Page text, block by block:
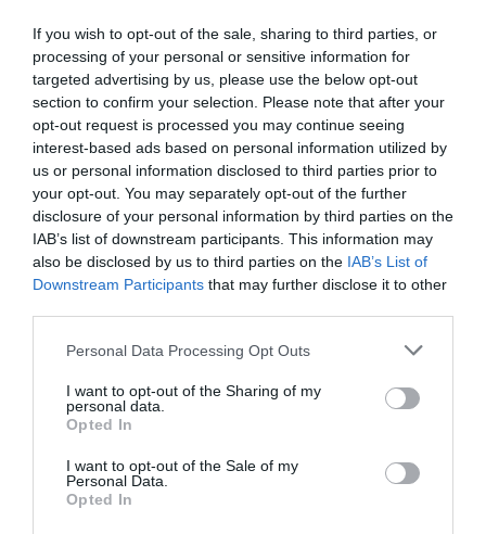
If you wish to opt-out of the sale, sharing to third parties, or
processing of your personal or sensitive information for
targeted advertising by us, please use the below opt-out
section to confirm your selection. Please note that after your
opt-out request is processed you may continue seeing
interest-based ads based on personal information utilized by
us or personal information disclosed to third parties prior to
your opt-out. You may separately opt-out of the further
disclosure of your personal information by third parties on the
IAB’s list of downstream participants. This information may
also be disclosed by us to third parties on the IAB’s List of
Downstream Participants that may further disclose it to other
Please note that this website/app uses one or more Google
not limited to your visit or usage behaviour. You may click to
grant or deny consent to Google and its third-party tags to
use your data for below specified purposes in below Google
consent section.
Personal Data Processing Opt Outs
I want to opt-out of the Sharing of my
personal data.
Opted In
I want to opt-out of the Sale of my
Personal Data.
Opted In
tegyük fel magunkban a kérdést: ki vagyok én?
Kilégzés közben engedjük meg magunknak a
választ:nem tudom . Fontos kiemelni, hogy a „nem
tudom” ebben az értelemben akész válaszok
elengedését jelenti. Egy pillanatra félretehetjük
mindazt, amit magunkról, az érzéseinkről vagy az
elvárásainkról gondolunk. Nem kell azonnal
megmagyarázni, kik vagyunk, mit kellene éreznünk,
mit várnak tőlünk mások, vagy milyen életet
kellene élnünk.
Ez is érdekelhet!
4 slow living hobbi 2026-ra, ami segít
légzésközben irányítsuk a figyelmet az alhasra.
Belégzéskor a has finoman megemelkedik,